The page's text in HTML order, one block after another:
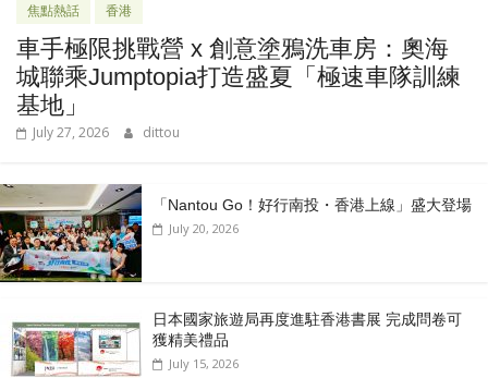
焦點熱話 香港
車手極限挑戰營 x 創意塗鴉洗車房：奧海
城聯乘Jumptopia打造盛夏「極速車隊訓練
基地」
July 27, 2026 dittou
「Nantou Go！好行南投・香港上線」盛大登場
July 20, 2026
日本國家旅遊局再度進駐香港書展 完成問卷可
獲精美禮品
July 15, 2026